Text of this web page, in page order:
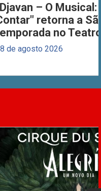
– O Musical:
retorna a
no
de agosto 2026